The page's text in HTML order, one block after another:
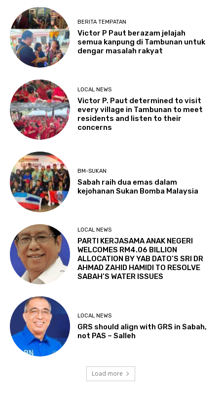
BERITA TEMPATAN
Victor P Paut berazam jelajah
semua kanpung di Tambunan untuk
dengar masalah rakyat
LOCAL NEWS
Victor P. Paut determined to visit
every village in Tambunan to meet
residents and listen to their
concerns
BM-SUKAN
Sabah raih dua emas dalam
kejohanan Sukan Bomba Malaysia
LOCAL NEWS
PARTI KERJASAMA ANAK NEGERI
WELCOMES RM4.06 BILLION
ALLOCATION BY YAB DATO’S SRI DR
AHMAD ZAHID HAMIDI TO RESOLVE
SABAH’S WATER ISSUES
LOCAL NEWS
GRS should align with GRS in Sabah,
not PAS – Salleh
Load more